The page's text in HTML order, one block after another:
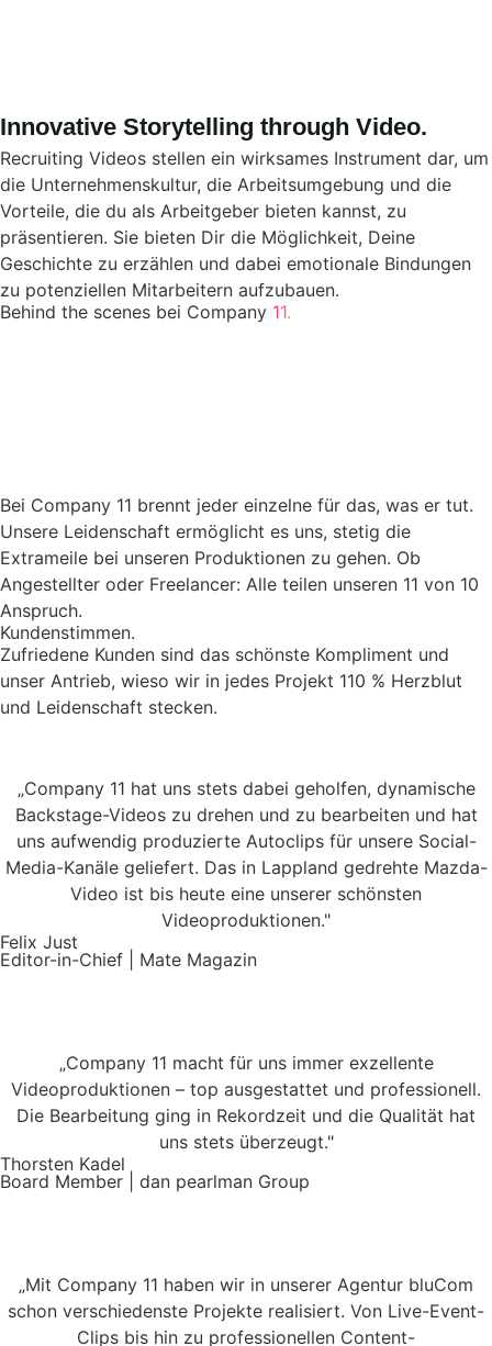
Innovative Storytelling through Video.
Recruiting Videos stellen ein wirksames Instrument dar, um
die Unternehmenskultur, die Arbeitsumgebung und die
Vorteile, die du als Arbeitgeber bieten kannst, zu
präsentieren. Sie bieten Dir die Möglichkeit, Deine
Geschichte zu erzählen und dabei emotionale Bindungen
zu potenziellen Mitarbeitern aufzubauen.
Behind the scenes bei Company 11.
Bei Company 11 brennt jeder einzelne für das, was er tut.
Unsere Leidenschaft ermöglicht es uns, stetig die
Extrameile bei unseren Produktionen zu gehen. Ob
Angestellter oder Freelancer: Alle teilen unseren 11 von 10
Anspruch.
Kundenstimmen.
Zufriedene Kunden sind das schönste Kompliment und
unser Antrieb, wieso wir in jedes Projekt 110 % Herzblut
und Leidenschaft stecken.
„Company 11 hat uns stets dabei geholfen, dynamische
Backstage-Videos zu drehen und zu bearbeiten und hat
uns aufwendig produzierte Autoclips für unsere Social-
Media-Kanäle geliefert. Das in Lappland gedrehte Mazda-
Video ist bis heute eine unserer schönsten
Videoproduktionen."
Felix Just
Editor-in-Chief | Mate Magazin
„Company 11 macht für uns immer exzellente
Videoproduktionen – top ausgestattet und professionell.
Die Bearbeitung ging in Rekordzeit und die Qualität hat
uns stets überzeugt."
Thorsten Kadel
Board Member | dan pearlman Group
„Mit Company 11 haben wir in unserer Agentur bluCom
schon verschiedenste Projekte realisiert. Von Live-Event-
Clips bis hin zu professionellen Content-